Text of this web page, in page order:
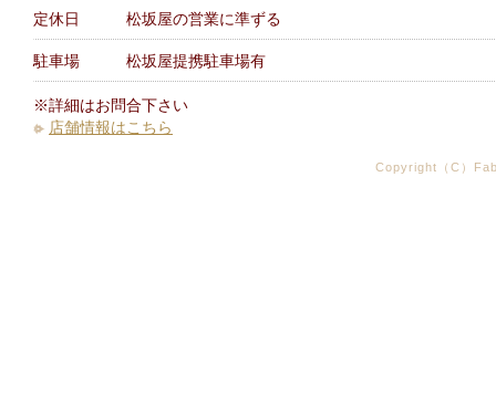
定休日 松坂屋の営業に準ずる
駐車場 松坂屋提携駐車場有
※詳細はお問合下さい
店舗情報はこちら
Copyright（C）